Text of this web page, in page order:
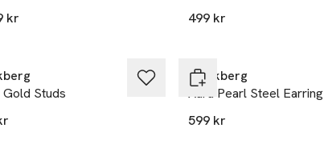
kr
499 kr
Gold Studs
Mockberg
Aura Pearl Steel Earring
599 kr